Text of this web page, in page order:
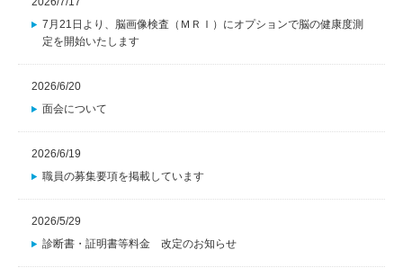
7月21日より、脳画像検査（ＭＲＩ）にオプションで脳の健康度測
定を開始いたします
2026/6/20
面会について
2026/6/19
職員の募集要項を掲載しています
2026/5/29
診断書・証明書等料金 改定のお知らせ